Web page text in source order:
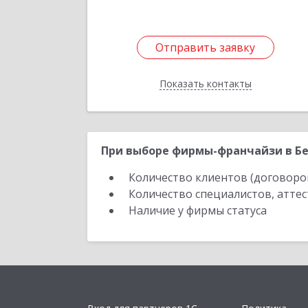
Отправить заявку
Показать контакты
Отправить заявку
Назад
При выборе фирмы-франчайзи в
Количество клиентов
Количество специалистов,
Наличие у фирмы статуса